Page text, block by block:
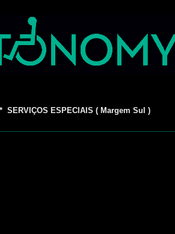
SERVIÇOS ESPECIAIS ( Margem Sul )